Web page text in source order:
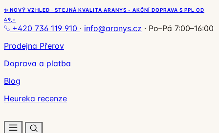
✨ NOVÝ VZHLED · STEJNÁ KVALITA ARANYS - AKČNÍ DOPRAVA S PPL OD
49,-
+420 736 119 910 · info@aranys.cz · Po–Pá 7:00–16:00
Prodejna Přerov
Doprava a platba
Blog
Heureka recenze